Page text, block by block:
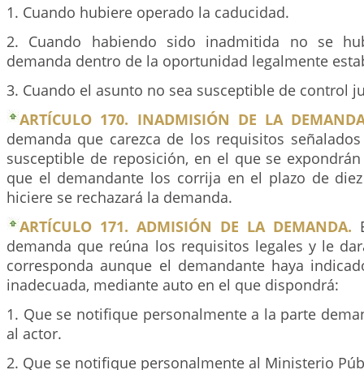
1. Cuando hubiere operado la caducidad.
2. Cuando habiendo sido inadmitida no se
demanda dentro de la oportunidad legalmente
3. Cuando el asunto no sea susceptible de control
ARTÍCULO 170. INADMISIÓN DE LA
demanda que carezca de los requisitos
susceptible de reposición, en el que se
que el demandante los corrija en el plazo de
hiciere se rechazará la demanda.
ARTÍCULO 171. ADMISIÓN DE LA DEMANDA.
demanda que reúna los requisitos legales y le
corresponda aunque el demandante haya
inadecuada, mediante auto en el que dispondrá:
1. Que se notifique personalmente a la parte
al actor.
2. Que se notifique personalmente al Ministerio